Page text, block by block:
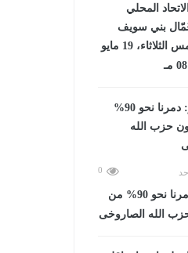
المحلي
عُمّال بني سويف
بعيد...الأمس الثلاثاء، 19 مايو
0
نتنياهو: دمرنا نحو 90% من
الله الصاروخى